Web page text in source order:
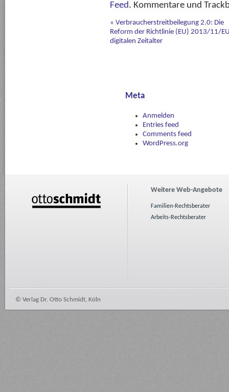
Feed. Kommentare und
« Verbraucherstreitbeilegung 2.0: Die
Reform der Richtlinie (EU) 2013/11/
digitalen Zeitalter
Meta
Anmelden
Entries feed
Comments feed
WordPress.org
Weitere Web-Angebote
Familien-Rechtsberater
Arbeits-Rechtsberater
© Verlag Dr. Otto Schmidt, Köln